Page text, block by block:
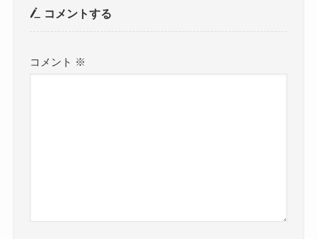
コメントする
コメント ※